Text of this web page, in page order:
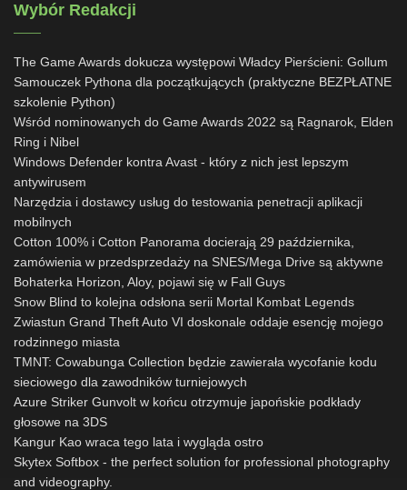
Wybór Redakcji
The Game Awards dokucza występowi Władcy Pierścieni: Gollum
Samouczek Pythona dla początkujących (praktyczne BEZPŁATNE
szkolenie Python)
Wśród nominowanych do Game Awards 2022 są Ragnarok, Elden
Ring i Nibel
Windows Defender kontra Avast - który z nich jest lepszym
antywirusem
Narzędzia i dostawcy usług do testowania penetracji aplikacji
mobilnych
Cotton 100% i Cotton Panorama docierają 29 października,
zamówienia w przedsprzedaży na SNES/Mega Drive są aktywne
Bohaterka Horizon, Aloy, pojawi się w Fall Guys
Snow Blind to kolejna odsłona serii Mortal Kombat Legends
Zwiastun Grand Theft Auto VI doskonale oddaje esencję mojego
rodzinnego miasta
TMNT: Cowabunga Collection będzie zawierała wycofanie kodu
sieciowego dla zawodników turniejowych
Azure Striker Gunvolt w końcu otrzymuje japońskie podkłady
głosowe na 3DS
Kangur Kao wraca tego lata i wygląda ostro
Skytex Softbox - the perfect solution for professional photography
and videography.